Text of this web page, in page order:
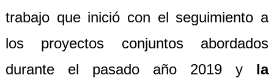
trabajo que inició con el seguimiento a
los proyectos conjuntos abordados
durante el pasado año 2019 y la